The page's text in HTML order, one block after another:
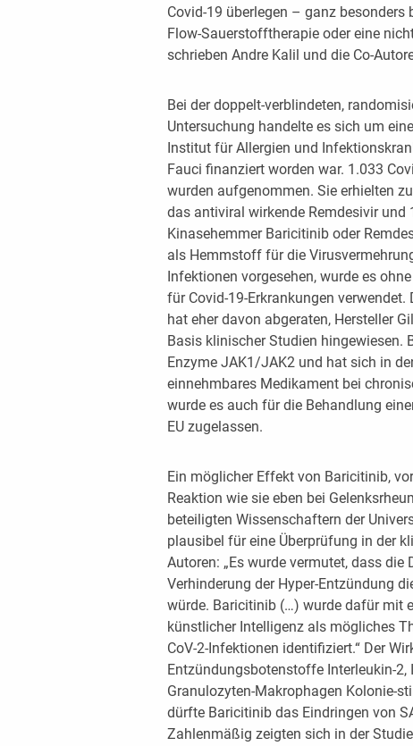
Covid-19 überlegen – ganz besonders
Flow-Sauerstofftherapie oder eine
schrieben Andre Kalil und die Co-
Bei der doppelt-verblindeten,
Untersuchung handelte es sich um
Institut für Allergien und
Fauci finanziert worden war. 1.033
wurden aufgenommen. Sie erhielten
das antiviral wirkende Remdesivir und
Kinasehemmer Baricitinib oder
als Hemmstoff für die
Infektionen vorgesehen, wurde es
für Covid-19-Erkrankungen
hat eher davon abgeraten, Hersteller
Basis klinischer Studien
Enzyme JAK1/JAK2 und hat sich in
einnehmbares Medikament bei
wurde es auch für die Behandlung
EU zugelassen.
Ein möglicher Effekt von Baricitinib,
Reaktion wie sie eben bei
beteiligten Wissenschaftern der
plausibel für eine Überprüfung in der
Autoren: „Es wurde vermutet, dass
Verhinderung der Hyper-Entzündung
würde. Baricitinib (…) wurde dafür mit
künstlicher Intelligenz als mögliches
CoV-2-Infektionen identifiziert.“ Der
Entzündungsbotenstoffe Interleukin-2,
Granulozyten-Makrophagen Kolonie-
dürfte Baricitinib das Eindringen von
Zahlenmäßig zeigten sich in der